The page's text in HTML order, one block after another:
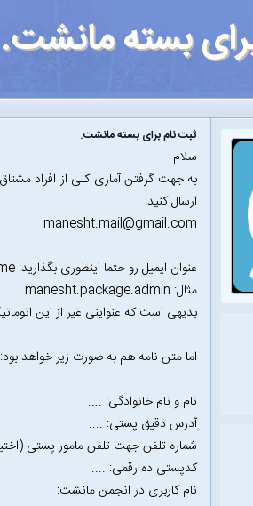
بسته مانشت.
ثبت نام برای بسته مانشت.
سلام
به جهت گرفتن آماری کلی از افراد
ارسال کنید:
manesht.mail@gmail.com
عنوان ایمیل رو حتما اینطوری بگذارید: manesht.package.username
مثال‌: manesht.package.admin
بدیهی است که عنواینی غیر از این
اما متن نامه هم به صورت زیر خواهد بود:
نام و نام خانوادگی: ....
آدرس دقیق پستی: ....
شماره تلفن جهت تلفن مامور پستی
کدپستی ده رقمی: ....
نام کاربری در انجمن مانشت: ....